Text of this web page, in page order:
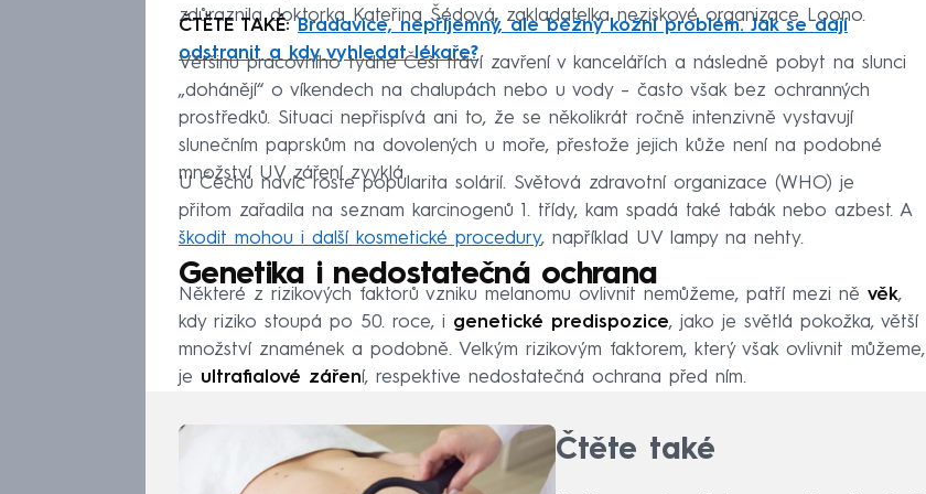
zdůraznila doktorka Kateřina Šédová, zakladatelka neziskové organizace Loono.
ČTĚTE TAKÉ:Bradavice, nepříjemný, ale běžný kožní problém. Jak se dají
odstranit a kdy vyhledat lékaře?
Většinu pracovního týdne Češi tráví zavření v kancelářích a následně pobyt na slunci
„dohánějí“ o víkendech na chalupách nebo u vody – často však bez ochranných
prostředků. Situaci nepřispívá ani to, že se několikrát ročně intenzivně vystavují
slunečním paprskům na dovolených u moře, přestože jejich kůže není na podobné
množství UV záření zvyklá.
U Čechů navíc roste popularita solárií. Světová zdravotní organizace (WHO) je
přitom zařadila na seznam karcinogenů 1. třídy, kam spadá také tabák nebo azbest. A
škodit mohou i další kosmetické procedury, například UV lampy na nehty.
Genetika i nedostatečná ochrana
Některé z rizikových faktorů vzniku melanomu ovlivnit nemůžeme, patří mezi ně věk,
kdy riziko stoupá po 50. roce, i genetické predispozice, jako je světlá pokožka, větší
množství znamének a podobně. Velkým rizikovým faktorem, který však ovlivnit můžeme,
je ultrafialové záření, respektive nedostatečná ochrana před ním.
Čtěte také